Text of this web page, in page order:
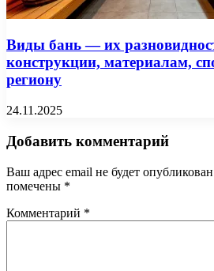
Виды бань — их
конструкции, материалам,
региону
24.11.2025
Добавить комментарий
Ваш адрес email не будет
помечены *
Комментарий *